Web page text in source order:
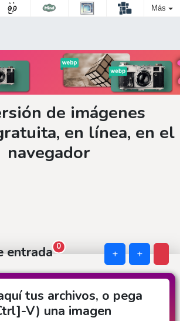
Más
de imágenes
en línea, en el
navegador
0
entrada + +
tus archivos, o pega
V) una imagen